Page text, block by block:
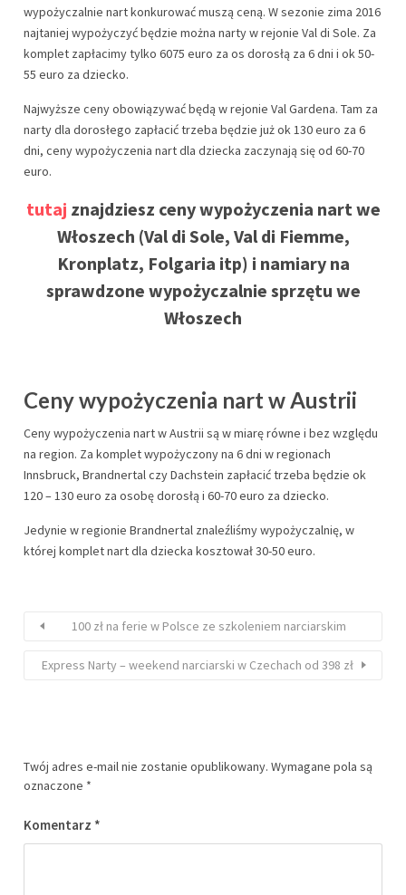
wypożyczalnie nart konkurować muszą ceną. W sezonie zima 2016
najtaniej wypożyczyć będzie można narty w rejonie Val di Sole. Za
komplet zapłacimy tylko 6075 euro za os dorosłą za 6 dni i ok 50-
55 euro za dziecko.
Najwyższe ceny obowiązywać będą w rejonie Val Gardena. Tam za
narty dla dorosłego zapłacić trzeba będzie już ok 130 euro za 6
dni, ceny wypożyczenia nart dla dziecka zaczynają się od 60-70
euro.
tutaj znajdziesz ceny wypożyczenia nart we
Włoszech (Val di Sole, Val di Fiemme,
Kronplatz, Folgaria itp) i namiary na
sprawdzone wypożyczalnie sprzętu we
Włoszech
Ceny wypożyczenia nart w Austrii
Ceny wypożyczenia nart w Austrii są w miarę równe i bez względu
na region. Za komplet wypożyczony na 6 dni w regionach
Innsbruck, Brandnertal czy Dachstein zapłacić trzeba będzie ok
120 – 130 euro za osobę dorosłą i 60-70 euro za dziecko.
Jedynie w regionie Brandnertal znaleźliśmy wypożyczalnię, w
której komplet nart dla dziecka kosztował 30-50 euro.
100 zł na ferie w Polsce ze szkoleniem narciarskim
Express Narty – weekend narciarski w Czechach od 398 zł
Twój adres e-mail nie zostanie opublikowany. Wymagane pola są
oznaczone *
Komentarz *